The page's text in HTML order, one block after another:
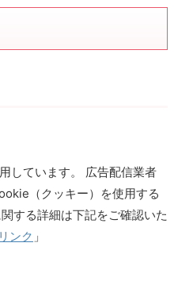
しています。 広告配信業者
（クッキー）を使用する
する詳細は下記をご確認いた
ンク 」